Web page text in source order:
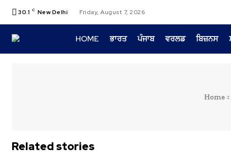
30.1 C New Delhi Friday, August 7, 2026
HOME ਭਾਰਤ ਪੰਜਾਬ ਵਰਲਡ ਬਿਜ਼ਨਸ
Home
Related stories